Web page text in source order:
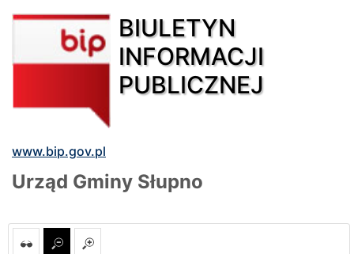
BIULETYN
INFORMACJI
PUBLICZNEJ
www.bip.gov.pl
Urząd Gminy Słupno